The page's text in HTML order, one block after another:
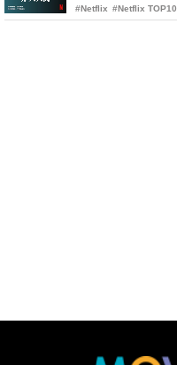
#Netflix #Netflix TOP10